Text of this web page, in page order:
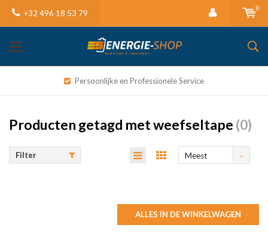
+32 496 18 53 79
0
Persoonlijke en Professionele Service
Producten getagd met weefseltape (0)
Filter
Meest
ALLES IN DE WINKELWAGEN